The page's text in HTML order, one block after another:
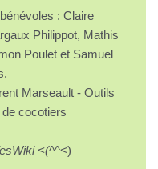
: Claire
Philippot, Mathis
Poulet et Samuel
Marseault - Outils
cocotiers
<(^^<)